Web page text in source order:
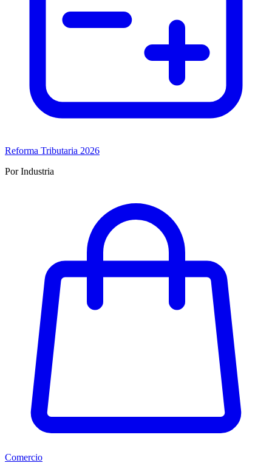
Reforma Tributaria 2026
Por Industria
Comercio